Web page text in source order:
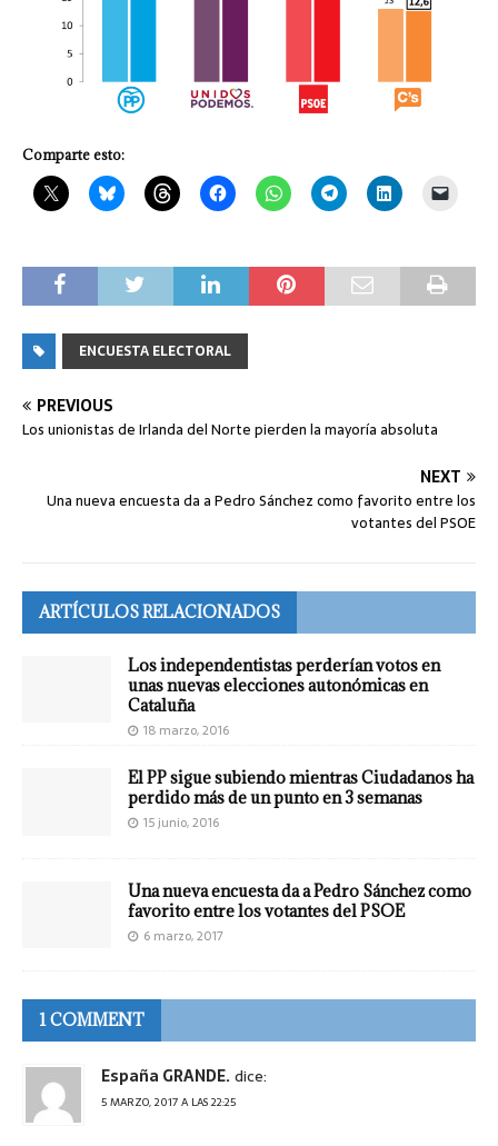
Comparte esto:
ENCUESTA ELECTORAL
PREVIOUS
Los unionistas de Irlanda del Norte pierden la mayoría absoluta
NEXT
Una nueva encuesta da a Pedro Sánchez como favorito entre los
votantes del PSOE
ARTÍCULOS RELACIONADOS
Los independentistas perderían votos en
unas nuevas elecciones autonómicas en
Cataluña
18 marzo, 2016
El PP sigue subiendo mientras Ciudadanos ha
perdido más de un punto en 3 semanas
15 junio, 2016
Una nueva encuesta da a Pedro Sánchez como
favorito entre los votantes del PSOE
6 marzo, 2017
1 COMMENT
España GRANDE.dice:
5 MARZO, 2017 A LAS 22:25